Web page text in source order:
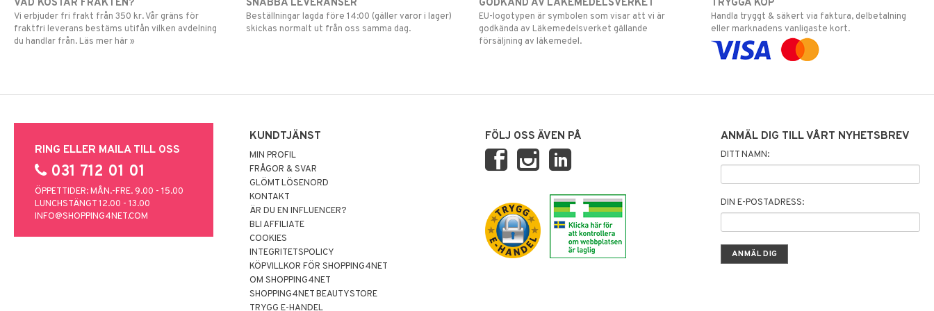
VAD KOSTAR FRAKTEN?
Vi erbjuder fri frakt från 350 kr. Vår gräns för
fraktfri leverans bestäms utifån vilken avdelning
du handlar från. Läs mer här »
SNABBA LEVERANSER
Beställningar lagda före 14:00 (gäller varor i lager)
skickas normalt ut från oss samma dag.
GODKÄND AV LÄKEMEDELSVERKET
EU-logotypen är symbolen som visar att vi är
godkända av Läkemedelsverket gällande
försäljning av läkemedel.
TRYGGA KÖP
Handla tryggt & säkert via faktura, delbetalning
eller marknadens vanligaste kort.
RING ELLER MAILA TILL OSS
031 712 01 01
ÖPPETTIDER: MÅN.-FRE. 9.00 - 15.00
LUNCHSTÄNGT 12.00 - 13.00
INFO@SHOPPING4NET.COM
KUNDTJÄNST
MIN PROFIL
FRÅGOR & SVAR
GLÖMT LÖSENORD
KONTAKT
ÄR DU EN INFLUENCER?
BLI AFFILIATE
COOKIES
INTEGRITETSPOLICY
KÖPVILLKOR FÖR SHOPPING4NET
OM SHOPPING4NET
SHOPPING4NET BEAUTYSTORE
TRYGG E-HANDEL
FÖLJ OSS ÄVEN PÅ ANMÄL DIG TILL VÅRT NYHETSBREV
DITT NAMN:
DIN E-POSTADRESS: